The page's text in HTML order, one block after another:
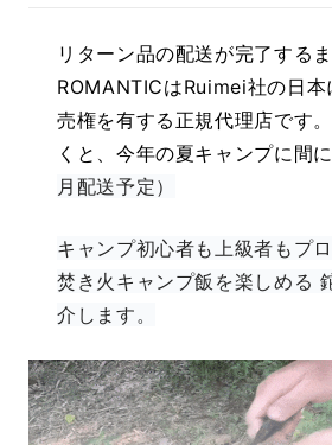
リターン品の配送が完了するま
ROMANTICはRuimei社の日本
売権を有する正規代理店です
くと、今年の夏キャンプに間
月配送予定）
キャンプ初心者も上級者もプ
焚き火キャンプ飯を楽しめる
介します。